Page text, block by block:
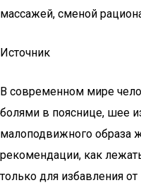
массажей, сменой
Источник
В современном мире
болями в пояснице, шее
малоподвижного образа
рекомендации, как
только для избавления